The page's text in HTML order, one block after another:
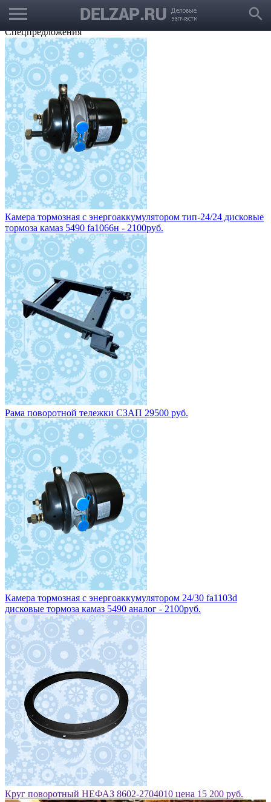
menu search
Выбрать город
Корзина
Заказать звонок
Спецпредложения
Камера тормозная с энергоаккумулятором тип-24/24 дисковые
тормоза камаз 5490 fa1066н - 2100руб.
Рама поворотной тележки СЗАП 29500 руб.
Камера тормозная с энергоаккумулятором 24/30 fa1103d
дисковые тормоза камаз 5490 аналог - 2100руб.
Круг поворотный НЕФАЗ 8602-2704010 цена 15 200 руб.